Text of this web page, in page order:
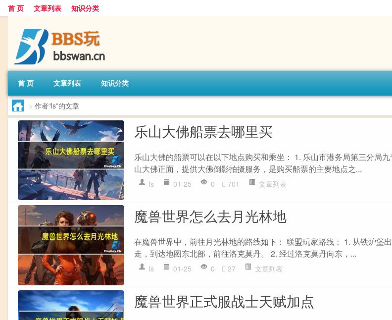
首 页 文章列表 知识分类
首 页 文章列表 知识分类
> 作者“ls”的文章
乐山大佛船票去哪里买
乐山大佛的船票可以在以下地点购买和乘坐： 1. 乐山市港务局第三分局
山大佛正面，提供大佛倒影拍摄服务，是购买船票的主要地点之...
ls 01-25 0 701 文章列表
魔兽世界怎么去月光林地
在魔兽世界中，前往月光林地的路线如下： 联盟玩家路线： 1. 从铁炉堡
走，到达地图东北部，前往洛克莫丹。 2. 经过洛克莫丹向东，...
ls 01-25 0 27 文章列表
魔兽世界正式服战士天赋加点